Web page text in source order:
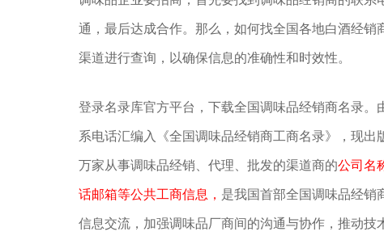
通，最后达成合作。那么，如何找全国各地白酒经
渠道进行查询，以确保信息的准确性和时效性。
登录名录库官方平台，下载全国调味品经销商名录。
系电话汇编入《全国调味品经销商工商名录》，现
万家从事调味品经销、代理、批发的渠道商的公司名
话邮箱等公共工商信息， 是我国首部全国调味品经销
信息交流，加强调味品厂商间的沟通与协作，推动技